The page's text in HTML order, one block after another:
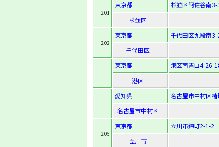
201
東京都
杉並区阿佐谷南
杉並区
202
東京都
千代田区九段南3-
千代田区
東京都
港区南青山4-26-
港区
愛知県
名古屋市中村区
名古屋市中村区
205
東京都
立川市錦町2-1-2
立川市